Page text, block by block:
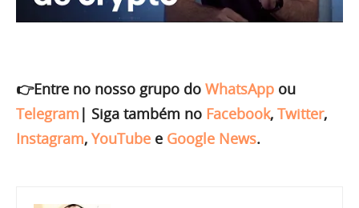
👉Entre no nosso grupo do WhatsApp ou
Telegram | Siga também no Facebook, Twitter,
Instagram, YouTube e Google News.